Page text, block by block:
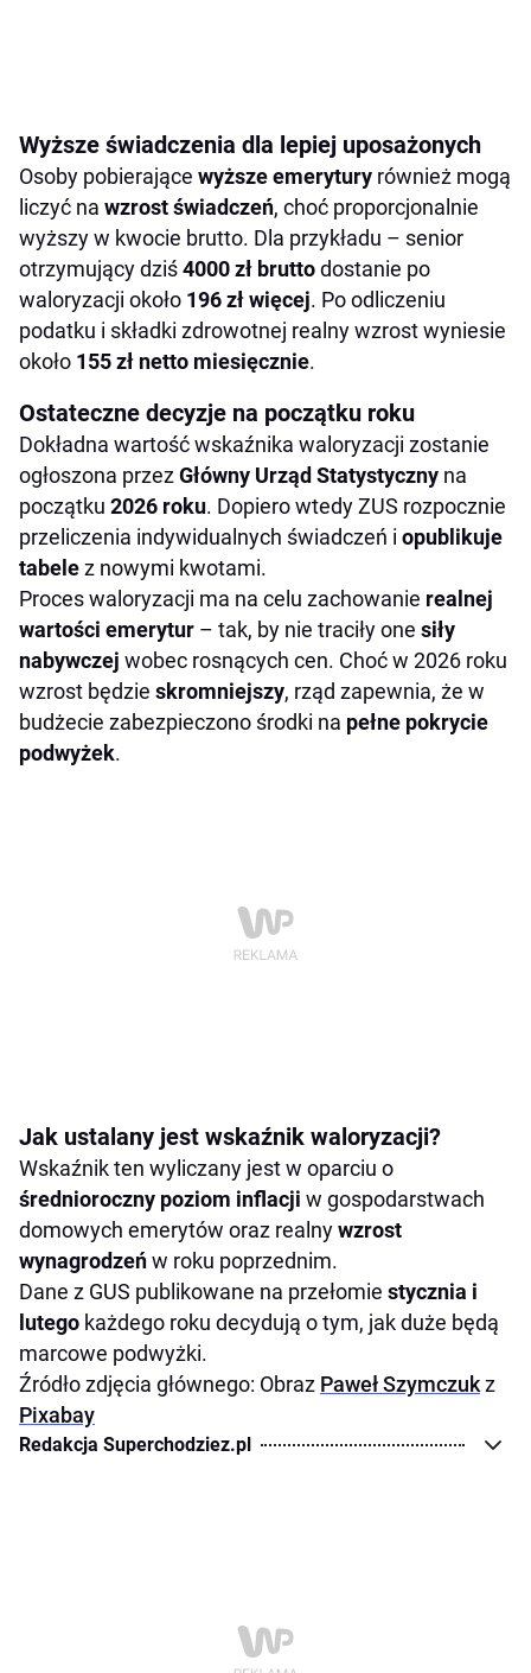
Wyższe świadczenia dla lepiej uposażonych
Osoby pobierające wyższe emerytury również mogą
liczyć na wzrost świadczeń, choć proporcjonalnie
wyższy w kwocie brutto. Dla przykładu – senior
otrzymujący dziś4000 zł bruttodostanie po
waloryzacji około 196 zł więcej. Po odliczeniu
podatku i składki zdrowotnej realny wzrost wyniesie
około 155 zł netto miesięcznie.
Ostateczne decyzje na początku roku
Dokładna wartość wskaźnika waloryzacji zostanie
ogłoszona przezGłówny Urząd Statystyczny na
początku 2026 roku. Dopiero wtedy ZUS rozpocznie
przeliczenia indywidualnych świadczeń i opublikuje
tabelez nowymi kwotami.
Proces waloryzacji ma na celu zachowanie realnej
wartości emerytur – tak, by nie traciły one siły
nabywczej wobec rosnących cen. Choć w 2026 roku
wzrost będzie skromniejszy, rząd zapewnia, że w
budżecie zabezpieczono środki na pełne pokrycie
podwyżek.
Jak ustalany jest wskaźnik waloryzacji?
Wskaźnik ten wyliczany jest w oparciu o
średnioroczny poziom inflacji w gospodarstwach
domowych emerytów oraz realnywzrost
wynagrodzeńw roku poprzednim.
Dane z GUS publikowane na przełomie stycznia i
lutego każdego roku decydują o tym, jak duże będą
marcowe podwyżki.
Źródło zdjęcia głównego: Obraz Paweł Szymczukz
Pixabay
Redakcja Superchodziez.pl